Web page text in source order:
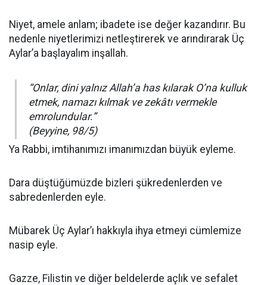
Niyet, amele anlam; ibadete ise değer kazandırır. Bu
nedenle niyetlerimizi netleştirerek ve arındırarak Üç
Aylar’a başlayalım inşallah.
“Onlar, dini yalnız Allah’a has kılarak O’na kulluk
etmek, namazı kılmak ve zekâtı vermekle
emrolundular.”
(Beyyine, 98/5)
Ya Rabbi, imtihanımızı imanımızdan büyük eyleme.
Dara düştüğümüzde bizleri şükredenlerden ve
sabredenlerden eyle.
Mübarek Üç Aylar’ı hakkıyla ihya etmeyi cümlemize
nasip eyle.
Gazze, Filistin ve diğer beldelerde açlık ve sefalet